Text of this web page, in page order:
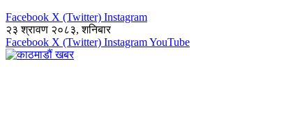
Facebook X (Twitter) Instagram
२३ श्रावण २०८३, शनिबार
Facebook X (Twitter) InstagramYouTube